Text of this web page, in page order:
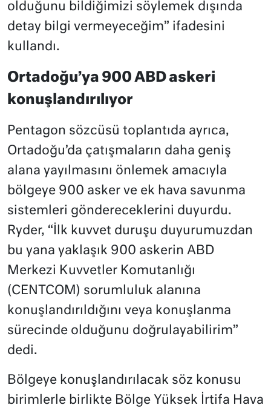
olduğunu bildiğimizi söylemek dışında
detay bilgi vermeyeceğim” ifadesini
kullandı.
Ortadoğu’ya 900 ABD askeri
konuşlandırılıyor
Pentagon sözcüsü toplantıda ayrıca,
Ortadoğu’da çatışmaların daha geniş
alana yayılmasını önlemek amacıyla
bölgeye 900 asker ve ek hava savunma
sistemleri göndereceklerini duyurdu.
Ryder, “İlk kuvvet duruşu duyurumuzdan
bu yana yaklaşık 900 askerin ABD
Merkezi Kuvvetler Komutanlığı
(CENTCOM) sorumluluk alanına
konuşlandırıldığını veya konuşlanma
sürecinde olduğunu doğrulayabilirim”
dedi.
Bölgeye konuşlandırılacak söz konusu
birimlerle birlikte Bölge Yüksek İrtifa Hava